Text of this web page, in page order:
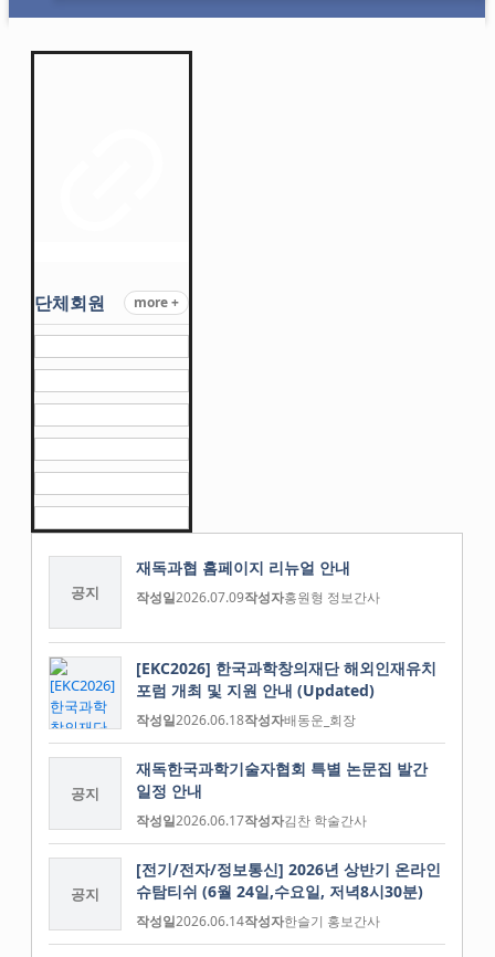
단체회원 more +
공지
재독과협 홈페이지 리뉴얼 안내
작성일2026.07.09작성자홍원형 정보간사
[EKC2026] 한국과학창의재단 해외인재유치
포럼 개최 및 지원 안내 (Updated)
작성일2026.06.18작성자배동운_회장
공지
재독한국과학기술자협회 특별 논문집 발간
일정 안내
작성일2026.06.17작성자김찬 학술간사
공지
[전기/전자/정보통신] 2026년 상반기 온라인
슈탐티쉬 (6월 24일,수요일, 저녁8시30분)
작성일2026.06.14작성자한슬기 홍보간사